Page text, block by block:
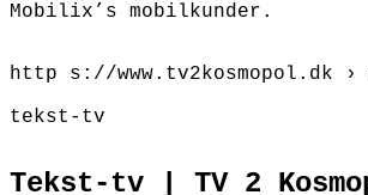
Mobilix’s mobilkunder.
http s://www.tv2kosmopol.dk
tekst-tv
Tekst-tv | TV 2